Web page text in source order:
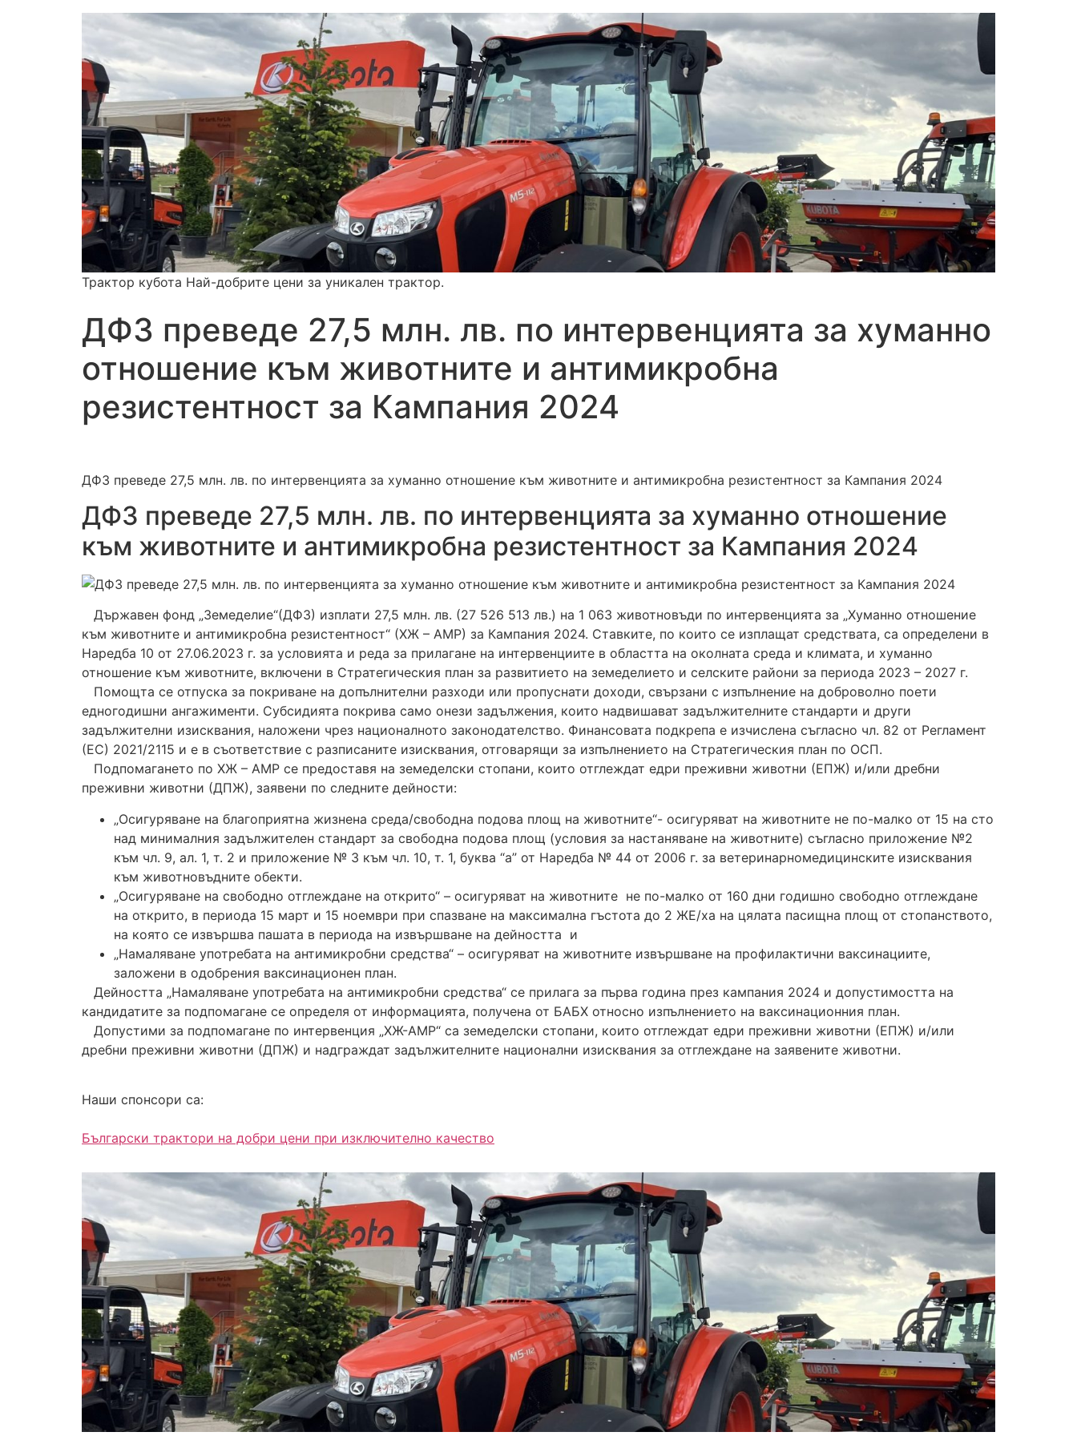
Трактор кубота Най-добрите цени за уникален трактор.
ДФЗ преведе 27,5 млн. лв. по интервенцията за хуманно
отношение към животните и антимикробна
резистентност за Кампания 2024
ДФЗ преведе 27,5 млн. лв. по интервенцията за хуманно отношение към животните и антимикробна резистентност за Кампания 2024
ДФЗ преведе 27,5 млн. лв. по интервенцията за хуманно отношение
към животните и антимикробна резистентност за Кампания 2024
Държавен фонд „Земеделие“(ДФЗ) изплати 27,5 млн. лв. (27 526 513 лв.) на 1 063 животновъди по интервенцията за „Хуманно отношение
към животните и антимикробна резистентност“ (ХЖ – АМР) за Кампания 2024. Ставките, по които се изплащат средствата, са определени в
Наредба 10 от 27.06.2023 г. за условията и реда за прилагане на интервенциите в областта на околната среда и климата, и хуманно
отношение към животните, включени в Стратегическия план за развитието на земеделието и селските райони за периода 2023 – 2027 г.
Помощта се отпуска за покриване на допълнителни разходи или пропуснати доходи, свързани с изпълнение на доброволно поети
едногодишни ангажименти. Субсидията покрива само онези задължения, които надвишават задължителните стандарти и други
задължителни изисквания, наложени чрез националното законодателство. Финансовата подкрепа е изчислена съгласно чл. 82 от Регламент
(ЕС) 2021/2115 и е в съответствие с разписаните изисквания, отговарящи за изпълнението на Стратегическия план по ОСП.
Подпомагането по ХЖ – АМР се предоставя на земеделски стопани, които отглеждат едри преживни животни (ЕПЖ) и/или дребни
преживни животни (ДПЖ), заявени по следните дейности:
„Осигуряване на благоприятна жизнена среда/свободна подова площ на животните“- осигуряват на животните не по-малко от 15 на сто
над минималния задължителен стандарт за свободна подова площ (условия за настаняване на животните) съгласно приложение №2
към чл. 9, ал. 1, т. 2 и приложение № 3 към чл. 10, т. 1, буква “а” от Наредба № 44 от 2006 г. за ветеринарномедицинските изисквания
към животновъдните обекти.
„Осигуряване на свободно отглеждане на открито“ – осигуряват на животните не по-малко от 160 дни годишно свободно отглеждане
на открито, в периода 15 март и 15 ноември при спазване на максимална гъстота до 2 ЖЕ/ха на цялата пасищна площ от стопанството,
на която се извършва пашата в периода на извършване на дейността и
„Намаляване употребата на антимикробни средства“ – осигуряват на животните извършване на профилактични ваксинациите,
заложени в одобрения ваксинационен план.
Дейността „Намаляване употребата на антимикробни средства“ се прилага за първа година през кампания 2024 и допустимостта на
кандидатите за подпомагане се определя от информацията, получена от БАБХ относно изпълнението на ваксинационния план.
Допустими за подпомагане по интервенция „ХЖ-АМР“ са земеделски стопани, които отглеждат едри преживни животни (ЕПЖ) и/или
дребни преживни животни (ДПЖ) и надграждат задължителните национални изисквания за отглеждане на заявените животни.
Наши спонсори са:
Български трактори на добри цени при изключително качество